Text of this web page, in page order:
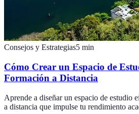
Consejos y Estrategias5 min
Cómo Crear un Espacio de
Formación a Distancia
Aprende a diseñar un espacio de estudio
a distancia que impulse tu rendimiento